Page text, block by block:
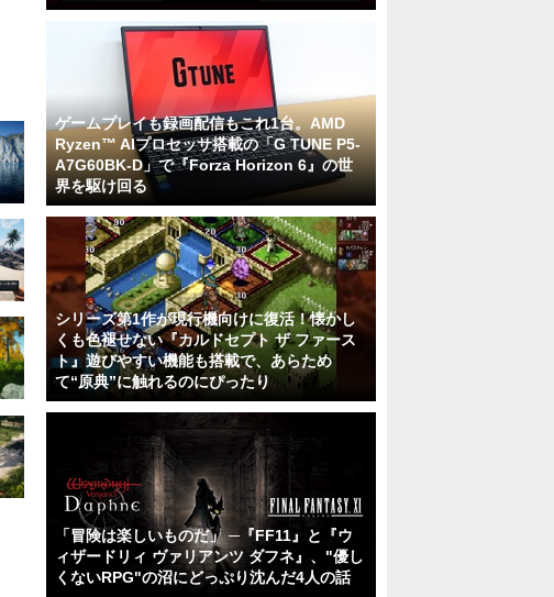
ゲームプレイも録画配信もこれ1台。AMD
Ryzen™ AIプロセッサ搭載の「G TUNE P5-
A7G60BK-D」で『Forza Horizon 6』の世
界を駆け回る
シリーズ第1作が現行機向けに復活！懐かし
くも色褪せない『カルドセプト ザ ファース
ト』遊びやすい機能も搭載で、あらため
て“原典”に触れるのにぴったり
「冒険は楽しいものだ」 ─『FF11』と『ウ
ィザードリィ ヴァリアンツ ダフネ』、"優し
くないRPG"の沼にどっぷり沈んだ4人の話